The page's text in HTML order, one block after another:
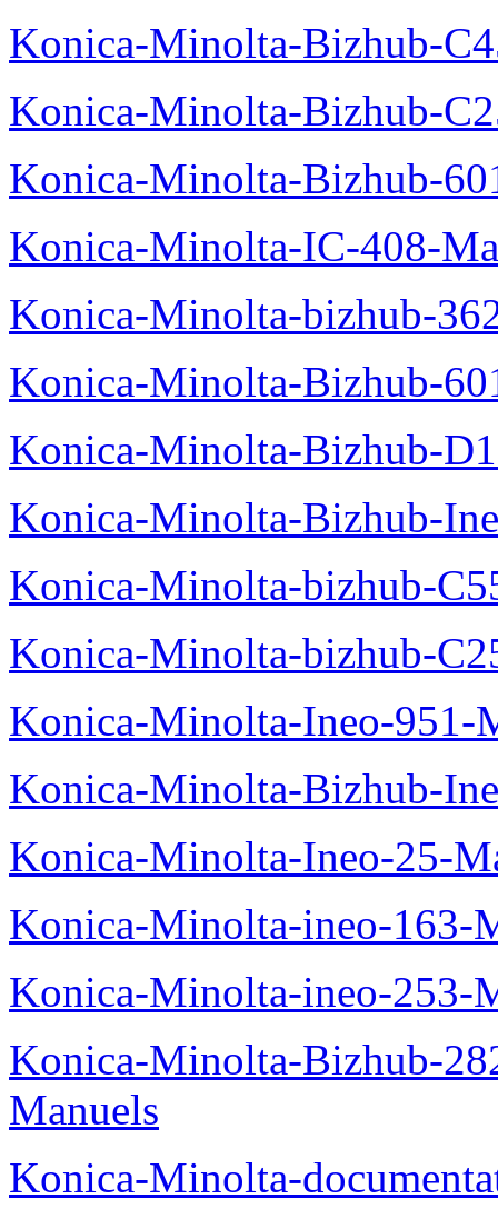
Konica-Minolta-Bizhub-
Konica-Minolta-Bizhub-
Konica-Minolta-Bizhub-
Konica-Minolta-IC-408-
Konica-Minolta-bizhub-
Konica-Minolta-Bizhub-
Konica-Minolta-Bizhub-
Konica-Minolta-Bizhub-
Konica-Minolta-bizhub-
Konica-Minolta-bizhub-
Konica-Minolta-Ineo-951-
Konica-Minolta-Bizhub-
Konica-Minolta-Ineo-25-
Konica-Minolta-ineo-163-
Konica-Minolta-ineo-253-
Konica-Minolta-Bizhub-
Manuels
Konica-Minolta-